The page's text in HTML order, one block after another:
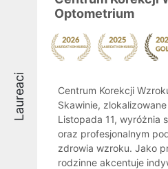
Laureaci
Optometrium
Centrum Korekcji
Skawinie,
Listopada 11, wyróżnia
oraz profesjonalnym
zdrowia wzroku. Jako
rodzinne akcentuje